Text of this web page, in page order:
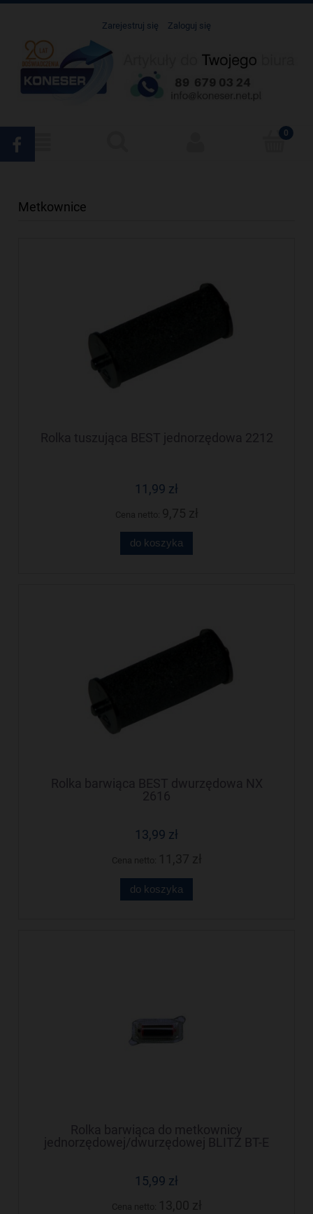
Zarejestruj się Zaloguj się
Metkownice
Rolka tuszująca BEST jednorzędowa 2212
11,99 zł
do koszyka
Rolka barwiąca BEST dwurzędowa NX
2616
13,99 zł
do koszyka
Rolka barwiąca do metkownicy
jednorzędowej/dwurzędowej BLITZ BT-E
15,99 zł